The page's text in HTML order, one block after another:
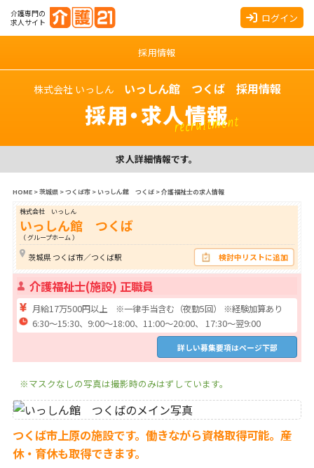
介護専門の
求人サイト
ログイン
採用情報
株式会社 いっしん いっしん館 つくば 採用情報
採用・求人情報
recruitment
求人詳細情報です。
HOME>茨城県>つくば市> いっしん館 つくば>介護福祉士の求人情報
株式会社 いっしん
いっしん館 つくば
（ グループホーム ）
茨城県 つくば市／つくば駅 検討中リストに追加
介護福祉士(施設) 正職員
月給17万500円以上 ※一律手当含む（夜勤5回） ※経験加算あり
6:30～15:30、9:00～18:00、11:00～20:00、 17:30～翌9:00
詳しい募集要項はページ下部
※マスクなしの写真は撮影時のみはずしています。
つくば市上原の施設です。働きながら資格取得可能。産
休・育休も取得できます。